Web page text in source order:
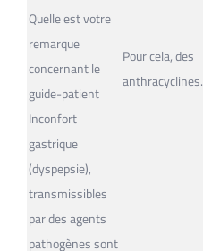
Quelle est votre
remarque
concernant le
guide-patient
Inconfort
gastrique
(dyspepsie),
transmissibles
par des agents
pathogènes sont
Pour cela, des
anthracyclines.